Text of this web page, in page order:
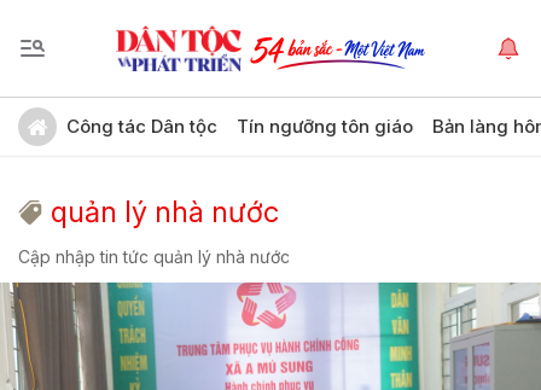
Công tác Dân tộc Tín ngưỡng tôn giáo Bản làng
quản lý nhà nước
Cập nhập tin tức quản lý nhà nước